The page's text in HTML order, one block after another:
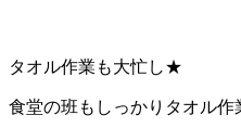
タオル作業も大忙し★
食堂の班もしっかりタオル作